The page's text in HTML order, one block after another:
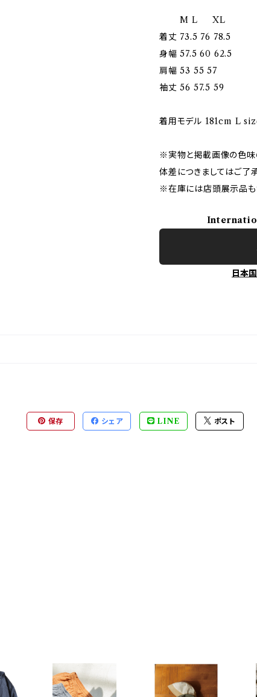
M L XL
着丈 73.5 76 78.5
身幅 57.5 60 62.5
肩幅 53 55 57
袖丈 56 57.5 59
着用モデル 181cm L
※実物と掲載画像の色味
体差につきましてはご了
※在庫には店頭展示品も
日本
保存 シェア LINE ポスト